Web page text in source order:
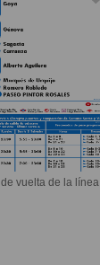
vuelta de la línea